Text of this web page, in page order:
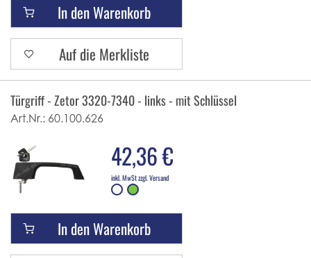
In den Warenkorb
Auf die Merkliste
Türgriff - Zetor 3320-7340 - links - mit Schlüssel
Art.Nr.: 60.100.626
42,36 €
inkl. MwSt zzgl. Versand
In den Warenkorb